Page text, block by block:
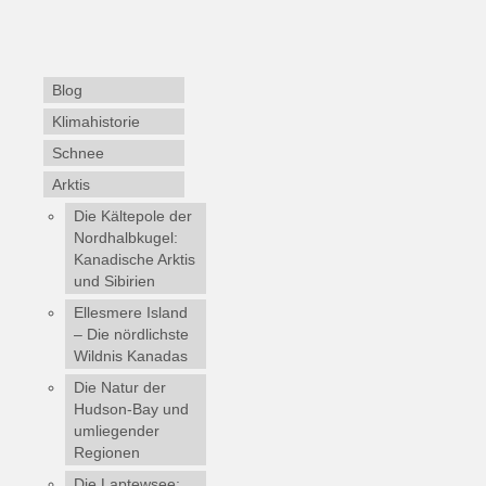
Blog
Klimahistorie
Schnee
Arktis
Die Kältepole der
Nordhalbkugel:
Kanadische Arktis
und Sibirien
Ellesmere Island
– Die nördlichste
Wildnis Kanadas
Die Natur der
Hudson-Bay und
umliegender
Regionen